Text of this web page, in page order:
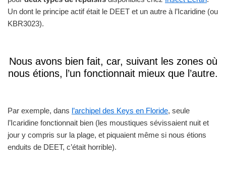
Un dont le principe actif était le DEET et un autre à l’Icaridine (ou
KBR3023).
Nous avons bien fait, car, suivant les zones où
nous étions, l’un fonctionnait mieux que l’autre.
Par exemple, dans l’archipel des Keys en Floride, seule
l’Icaridine fonctionnait bien (les moustiques sévissaient nuit et
jour y compris sur la plage, et piquaient même si nous étions
enduits de DEET, c’était horrible).